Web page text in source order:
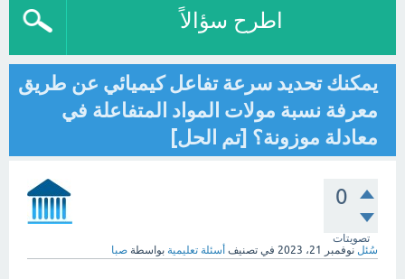
اطرح سؤالاً
يمكنك تحديد سرعة تفاعل كيميائي عن طريق
معرفة نسبة مولات المواد المتفاعلة في
معادلة موزونة؟ [تم الحل]
0
تصويتات
سُئل نوفمبر 21، 2023 في تصنيف أسئلة تعليمية بواسطة صبا